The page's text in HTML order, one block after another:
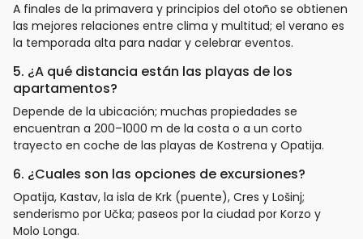
A finales de la primavera y principios del otoño se obtienen
las mejores relaciones entre clima y multitud; el verano es
la temporada alta para nadar y celebrar eventos.
5. ¿A qué distancia están las playas de los
apartamentos?
Depende de la ubicación; muchas propiedades se
encuentran a 200–1000 m de la costa o a un corto
trayecto en coche de las playas de Kostrena y Opatija.
6. ¿Cuales son las opciones de excursiones?
Opatija, Kastav, la isla de Krk (puente), Cres y Lošinj;
senderismo por Učka; paseos por la ciudad por Korzo y
Molo Longa.